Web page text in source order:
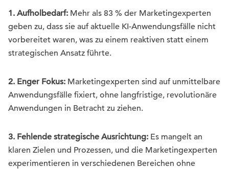
1. Aufholbedarf: Mehr als 83 % der Marketingexperten
geben zu, dass sie auf aktuelle KI-Anwendungsfälle nicht
vorbereitet waren, was zu einem reaktiven statt einem
strategischen Ansatz führte.
2. Enger Fokus: Marketingexperten sind auf unmittelbare
Anwendungsfälle fixiert, ohne langfristige, revolutionäre
Anwendungen in Betracht zu ziehen.
3. Fehlende strategische Ausrichtung: Es mangelt an
klaren Zielen und Prozessen, und die Marketingexperten
experimentieren in verschiedenen Bereichen ohne